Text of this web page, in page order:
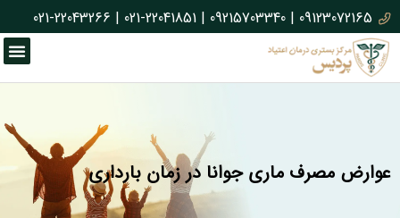
09123072165
|
09215703340
|
021-22041851
|
021-22043266
عوارض مصرف ماری جوانا در زمان بارداری